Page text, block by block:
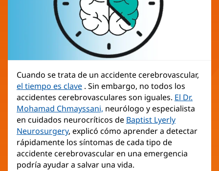
Cuando se trata de un accidente cerebrovascular,
el tiempo es clave . Sin embargo, no todos los
accidentes cerebrovasculares son iguales. El Dr.
Mohamad Chmayssani, neurólogo y especialista
en cuidados neurocríticos de Baptist Lyerly
Neurosurgery, explicó cómo aprender a detectar
rápidamente los síntomas de cada tipo de
accidente cerebrovascular en una emergencia
podría ayudar a salvar una vida.